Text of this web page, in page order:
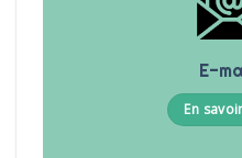
E-
En